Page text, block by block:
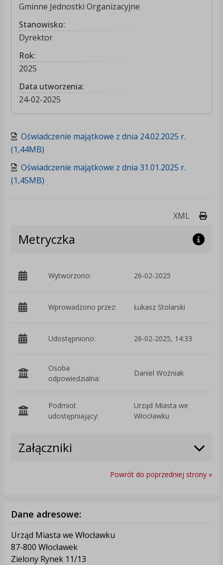
Gminne Jednostki Organizacyjne
Stanowisko:
Dyrektor
Rok:
2025
Data utworzenia:
24-02-2025
Oświadczenie majątkowe z dnia 24.02.2025 r.
(1,44MB)
Oświadczenie majątkowe z dnia 31.01.2025 r.
(1,45MB)
XML
Metryczka
Wytworzono: 26-02-2025
Wprowadzono przez: Łukasz Stolarski
Udostępniono: 26-02-2025, 14:33
Osoba
odpowiedzialna:
Daniel Woźniak
Podmiot
udostępniający:
Urząd Miasta we
Włocławku
Załączniki
Powrót do poprzedniej strony »
Dane adresowe:
Urząd Miasta we Włocławku
87-800 Włocławek
Zielony Rynek 11/13